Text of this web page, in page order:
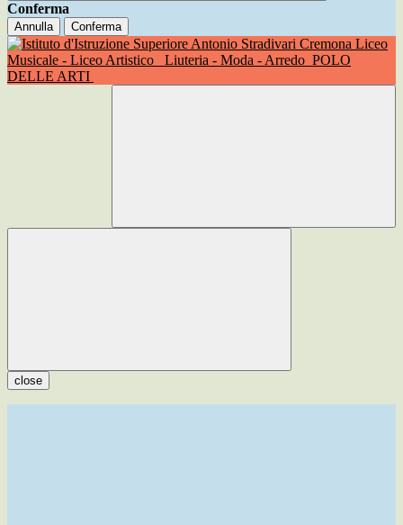
Conferma
Annulla Conferma
Liceo
Musicale - Liceo Artistico
Liuteria - Moda - Arredo POLO
DELLE ARTI
close